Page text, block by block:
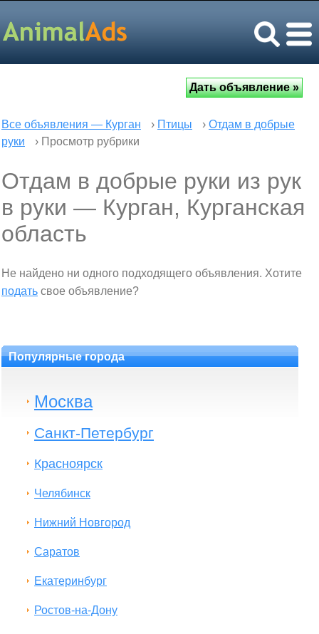
Все объявления — Курган › Птицы › Отдам в добрые
руки
› Просмотр рубрики
Отдам в добрые руки из рук
в руки — Курган, Курганская
область
Не найдено ни одного подходящего объявления. Хотите
подать свое объявление?
Популярные города
Москва
Санкт-Петербург
Красноярск
Челябинск
Нижний Новгород
Саратов
Екатеринбург
Ростов-на-Дону